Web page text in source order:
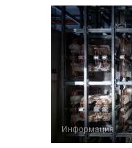
Информация